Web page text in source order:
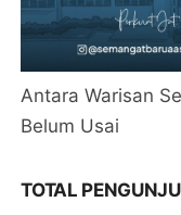
Antara Warisan
Belum Usai
TOTAL